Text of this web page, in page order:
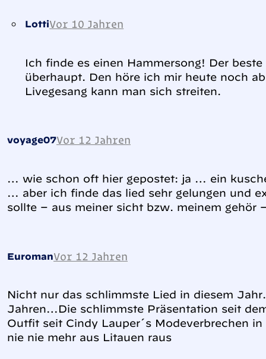
LottiVor 10 Jahren
Ich finde es einen Hammersong! Der
überhaupt. Den höre ich mir heute noch
Livegesang kann man sich streiten.
voyage07Vor 12 Jahren
… wie schon oft hier gepostet: ja … ein
… aber ich finde das lied sehr gelungen und
sollte – aus meiner sicht bzw. meinem gehör
EuromanVor 12 Jahren
Nicht nur das schlimmste Lied in diesem
Jahren…Die schlimmste Präsentation seit
Outfit seit Cindy Lauper´s Modeverbrechen
nie nie mehr aus Litauen raus